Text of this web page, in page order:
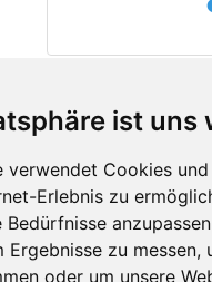
ist uns
verwendet Cookies
Erlebnis zu
Bedürfnisse
Ergebnisse zu
oder um unsere